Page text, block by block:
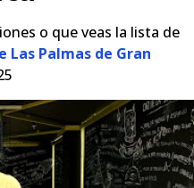
o que veas la lista de
Palmas de Gran